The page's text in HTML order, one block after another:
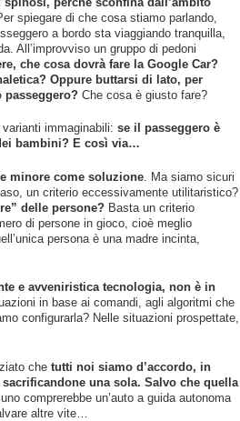
spiegare di che cosa stiamo parlando,
a bordo sta viaggiando tranquilla,
All’improvviso un gruppo di pedoni
che cosa dovrà fare la Google Car?
Oppure buttarsi di lato, per
Che cosa è giusto fare?
immaginabili: se il passeggero è
bambini? E così via…
minore come soluzione . Ma siamo sicuri
un criterio eccessivamente utilitaristico?
delle persone? Basta un criterio
di persone in gioco, cioè meglio
persona è una madre incinta,
e avveniristica tecnologia, non è in
in base ai comandi, agli algoritmi che
configurarla? Nelle situazioni prospettate,
che tutti noi siamo d’accordo, in
una sola. Salvo che quella
comprerebbe un’auto a guida autonoma
altre vite…